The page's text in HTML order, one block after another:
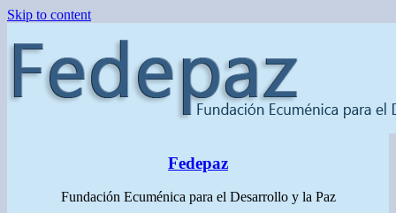
Skip to content
Fedepaz
Fundación Ecuménica para el Desarrollo y la Paz